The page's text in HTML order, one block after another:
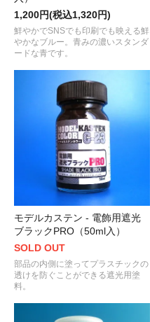
1,200円(税込1,320円)
鮮やかでSNSでも印刷でも映える鮮
やかなブルー。青みの濃いスタンダ
ードな青です。
モデルカステン - 電飾用遮光
ブラックPRO（50ml入）
SOLD OUT
部品の内側に塗ってプラスチックの
透けを防ぐことができる遮光用塗
料。